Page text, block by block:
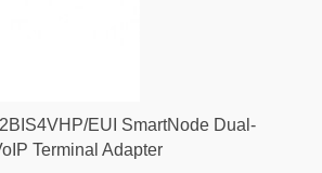
EUI SmartNode Dual-
Terminal Adapter